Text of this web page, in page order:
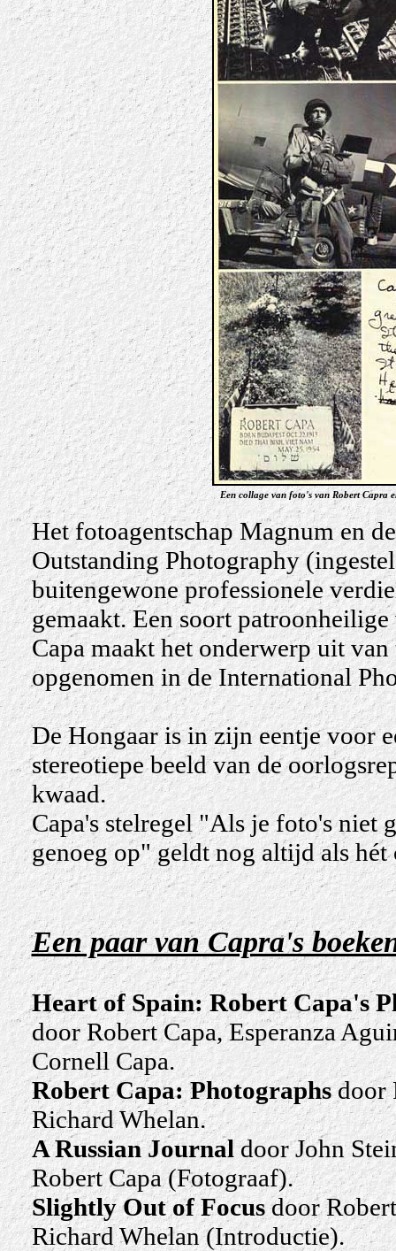
Een collage van foto's van Robert Capra
Het fotoagentschap Magnum en
Outstanding Photography
buitengewone professionele
gemaakt. Een soort
Capa maakt het onderwerp uit
opgenomen in de International
De Hongaar is in zijn eentje voor
stereotiepe beeld van de
kwaad.
Capa's stelregel "Als je foto's niet
genoeg op" geldt nog altijd als
Een paar van Capra's
Heart of Spain: Robert Capa's
door Robert Capa, Esperanza
Cornell Capa.
Robert Capa: Photographsdoor
Richard Whelan.
A Russian Journaldoor John
Robert Capa (Fotograaf).
Slightly Out of Focusdoor
Richard Whelan (Introductie).